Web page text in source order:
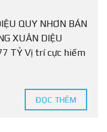
QUY NHƠN BÁN
XUÂN DIỆU
TỶ Vị trí cực hiếm
ĐỌC THÊM